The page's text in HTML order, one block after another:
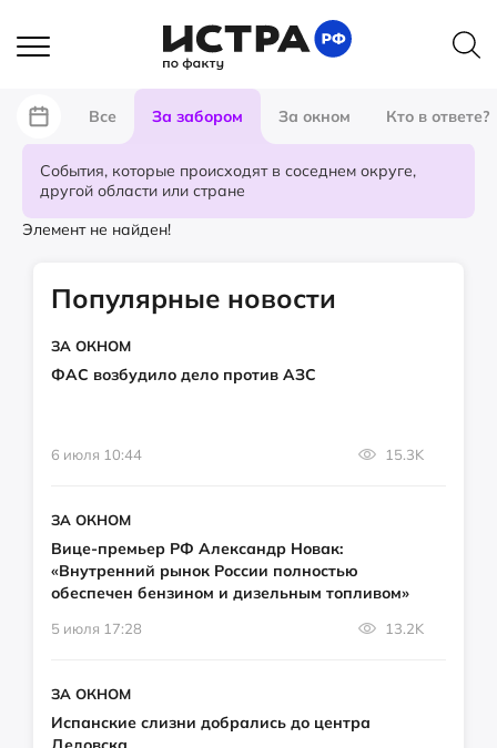
Все За забором За окном Кто в ответе?
События, которые происходят в соседнем округе,
другой области или стране
Элемент не найден!
Популярные новости
ЗА ОКНОМ
ФАС возбудило дело против АЗС
6 июля 10:44 15.3K
ЗА ОКНОМ
Вице-премьер РФ Александр Новак:
«Внутренний рынок России полностью
обеспечен бензином и дизельным топливом»
5 июля 17:28 13.2K
ЗА ОКНОМ
Испанские слизни добрались до центра